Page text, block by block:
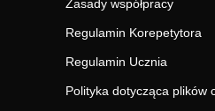
Zasady współpracy
Regulamin Korepetytora
Regulamin Ucznia
Polityka dotycząca plików